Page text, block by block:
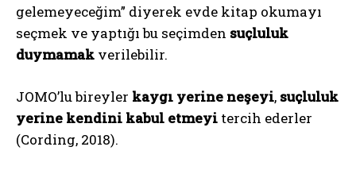
gelemeyeceğim” diyerek evde kitap okumayı
seçmek ve yaptığı bu seçimden suçluluk
duymamak verilebilir.
JOMO’lu bireyler kaygı yerine neşeyi, suçluluk
yerine kendini kabul etmeyi tercih ederler
(Cording, 2018).